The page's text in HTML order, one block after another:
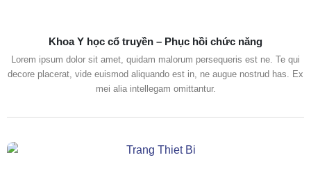
Khoa Y học cổ truyền – Phục hồi chức năng
Lorem ipsum dolor sit amet, quidam malorum persequeris est ne. Te qui
decore placerat, vide euismod aliquando est in, ne augue nostrud has. Ex
mei alia intellegam omittantur.